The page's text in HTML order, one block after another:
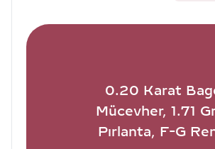
0.20 Karat
Mücevher, 1.71
Pırlanta, F-G